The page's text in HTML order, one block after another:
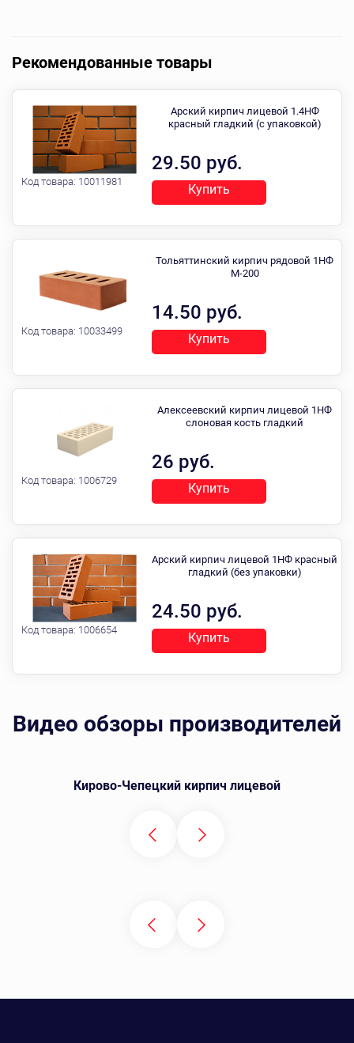
Рекомендованные товары
Код товара: 10011981
29.50 руб.
Арский кирпич лицевой 1.4НФ
красный гладкий (с упаковкой)
Купить
Код товара: 10033499
14.50 руб.
Тольяттинский кирпич рядовой 1НФ
М-200
Купить
Код товара: 1006729
26 руб.
Алексеевский кирпич лицевой 1НФ
слоновая кость гладкий
Купить
Код товара: 1006654
24.50 руб.
Арский кирпич лицевой 1НФ красный
гладкий (без упаковки)
Купить
Видео обзоры производителей
Кирово-Чепецкий кирпич лицевой